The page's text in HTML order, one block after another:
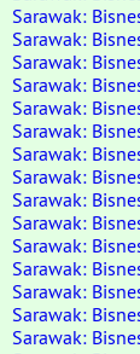
Sarawak:
Sarawak:
Sarawak:
Sarawak:
Sarawak:
Sarawak:
Sarawak:
Sarawak:
Sarawak:
Sarawak:
Sarawak:
Sarawak:
Sarawak:
Sarawak:
Sarawak: